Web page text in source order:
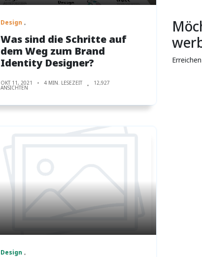
Design
Was sind die Schritte auf
dem Weg zum Brand
Identity Designer?
OKT 11, 2021 4 MIN. LESEZEIT 12,927
ANSICHTEN
Design